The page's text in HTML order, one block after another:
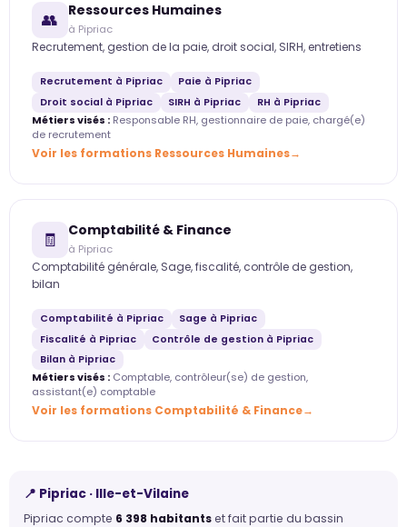
👥 Ressources Humaines
à Pipriac
Recrutement, gestion de la paie, droit social, SIRH, entretiens
Recrutement à Pipriac
Paie à Pipriac
Droit social à Pipriac
SIRH à Pipriac RH à Pipriac
Métiers visés : Responsable RH, gestionnaire de paie, chargé(e)
de recrutement
Voir les formations Ressources Humaines
🧾 Comptabilité & Finance
à Pipriac
Comptabilité générale, Sage, fiscalité, contrôle de gestion,
bilan
Comptabilité à Pipriac
Sage à Pipriac
Fiscalité à Pipriac
Contrôle de gestion à Pipriac
Bilan à Pipriac
Métiers visés : Comptable, contrôleur(se) de gestion,
assistant(e) comptable
Voir les formations Comptabilité & Finance
📍 Pipriac · Ille-et-Vilaine
Pipriac compte 6 398 habitantset fait partie du bassin